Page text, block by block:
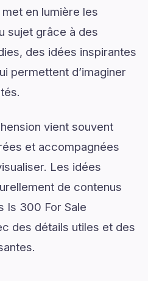
en lumière les
sujet grâce à des
des idées inspirantes
permettent d’imaginer
vient souvent
et accompagnées
Les idées
de contenus
Is 300 For Sale
des détails utiles et des